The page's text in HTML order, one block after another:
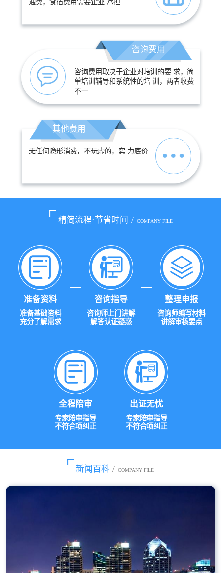
通费，食宿费用需要企业 承担
咨询费用
咨询费用取决于企业对培训的要 求，简
单培训辅导和系统性的培 训，两者收费
不一
其他费用
无任何隐形消费，不玩虚的，实 力底价
精简流程·节省时间 / COMPANY FILE
准备资料
准备基础资料
充分了解需求
咨询指导
咨询师上门讲解
解答认证疑惑
整理申报
咨询师编写材料
讲解审核要点
全程陪审
专家陪审指导
不符合项纠正
出证无忧
专家陪审指导
不符合项纠正
新闻百科 / COMPANY FILE